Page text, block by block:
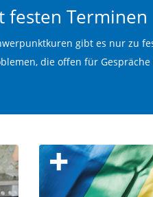
festen Terminen
gibt es nur zu
die offen für